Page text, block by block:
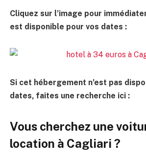
Cliquez sur l’image pour
est disponible pour vos dates :
Si cet hébergement n’est pas
dates, faites une recherche ici :
Vous cherchez une
location à Cagliari ?